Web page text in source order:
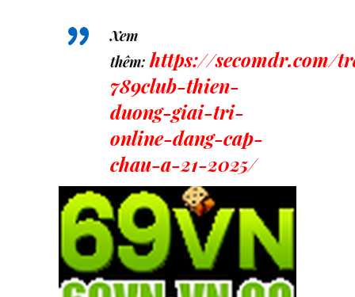
Xem
thêm:https://secomdr.com/
789club-thien-
duong-giai-tri-
online-dang-cap-
chau-a-21-2025/